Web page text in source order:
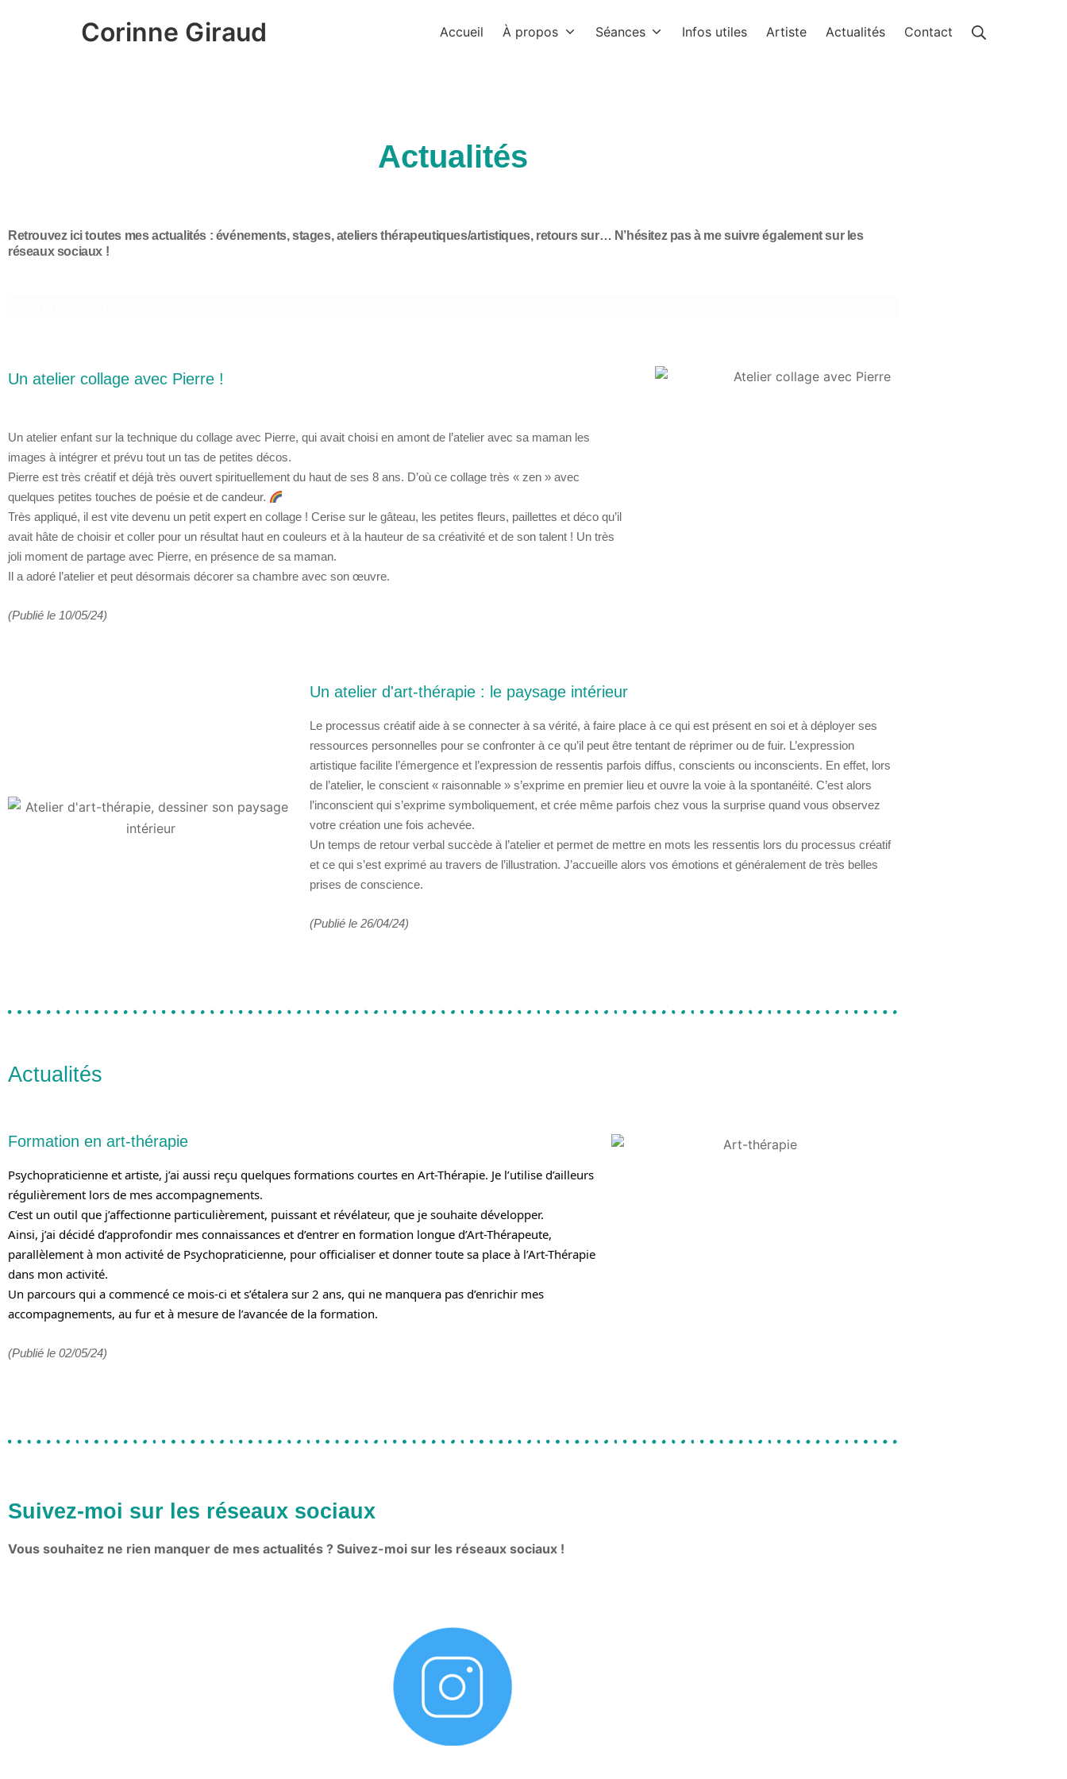
Corinne Giraud Accueil À propos Séances Infos utiles Artiste Actualités Contact
Actualités
Retrouvez ici toutes mes actualités : événements, stages, ateliers thérapeutiques/artistiques, retours sur… N’hésitez pas à me suivre également sur les
réseaux sociaux !
Un atelier collage avec Pierre !
Un atelier enfant sur la technique du collage avec Pierre, qui avait choisi en amont de l’atelier avec sa maman les
images à intégrer et prévu tout un tas de petites décos.
Pierre est très créatif et déjà très ouvert spirituellement du haut de ses 8 ans. D’où ce collage très « zen » avec
quelques petites touches de poésie et de candeur.
Très appliqué, il est vite devenu un petit expert en collage ! Cerise sur le gâteau, les petites fleurs, paillettes et déco qu’il
avait hâte de choisir et coller pour un résultat haut en couleurs et à la hauteur de sa créativité et de son talent ! Un très
joli moment de partage avec Pierre, en présence de sa maman.
Il a adoré l’atelier et peut désormais décorer sa chambre avec son œuvre.
(Publié le 10/05/24)
Un atelier d'art-thérapie : le paysage intérieur​
Le processus créatif aide à se connecter à sa vérité, à faire place à ce qui est présent en soi et à déployer ses
ressources personnelles pour se confronter à ce qu’il peut être tentant de réprimer ou de fuir. L’expression
artistique facilite l’émergence et l’expression de ressentis parfois diffus, conscients ou inconscients. En effet, lors
de l’atelier, le conscient « raisonnable » s’exprime en premier lieu et ouvre la voie à la spontanéité. C’est alors
l’inconscient qui s’exprime symboliquement, et crée même parfois chez vous la surprise quand vous observez
votre création une fois achevée.
Un temps de retour verbal succède à l’atelier et permet de mettre en mots les ressentis lors du processus créatif
et ce qui s’est exprimé au travers de l’illustration. J’accueille alors vos émotions et généralement de très belles
prises de conscience.
(Publié le 26/04/24)
Actualités
Formation en art-thérapie
Psychopraticienne et artiste, j’ai aussi reçu quelques formations courtes en Art-Thérapie. Je l’utilise d’ailleurs
régulièrement lors de mes accompagnements.
C’est un outil que j’affectionne particulièrement, puissant et révélateur, que je souhaite développer.
Ainsi, j’ai décidé d’approfondir mes connaissances et d’entrer en formation longue d’Art-Thérapeute,
parallèlement à mon activité de Psychopraticienne, pour officialiser et donner toute sa place à l’Art-Thérapie
dans mon activité.
Un parcours qui a commencé ce mois-ci et s’étalera sur 2 ans, qui ne manquera pas d’enrichir mes
accompagnements, au fur et à mesure de l’avancée de la formation.
(Publié le 02/05/24)
Suivez-moi sur les réseaux sociaux
Vous souhaitez ne rien manquer de mes actualités ? Suivez-moi sur les réseaux sociaux !